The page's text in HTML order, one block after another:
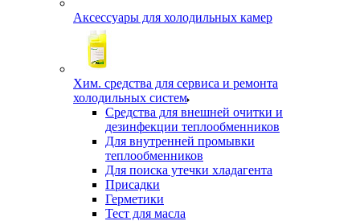
Аксессуары для холодильных камер
Хим. средства для сервиса и ремонта
холодильных систем
Средства для внешней очитки и
дезинфекции теплообменников
Для внутренней промывки
теплообменников
Для поиска утечки хладагента
Присадки
Герметики
Тест для масла